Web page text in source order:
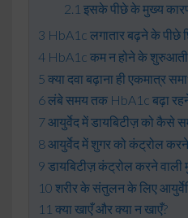
इसके पीछे के मुख्य
HbA1c लगातार बढ़ने के पीछे
HbA1c कम न होने के
क्या दवा बढ़ाना ही एकमात्र
लंबे समय तक HbA1c बढ़ा
आयुर्वेद में डायबिटीज़ को कैसे
आयुर्वेद में शुगर को कंट्रोल
डायबिटीज़ कंट्रोल करने
शरीर के संतुलन के लिए
क्या खाएँ और क्या न खाएँ?